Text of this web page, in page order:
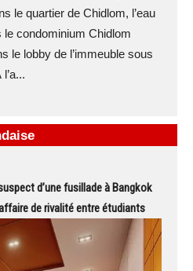
le quartier de Chidlom, l’eau
le condominium Chidlom
le lobby de l’immeuble sous
d’une fusillade à Bangkok
de rivalité entre étudiants